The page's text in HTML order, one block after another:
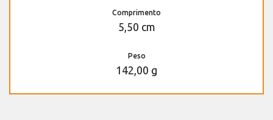
Comprimento
5,50 cm
Peso
142,00 g